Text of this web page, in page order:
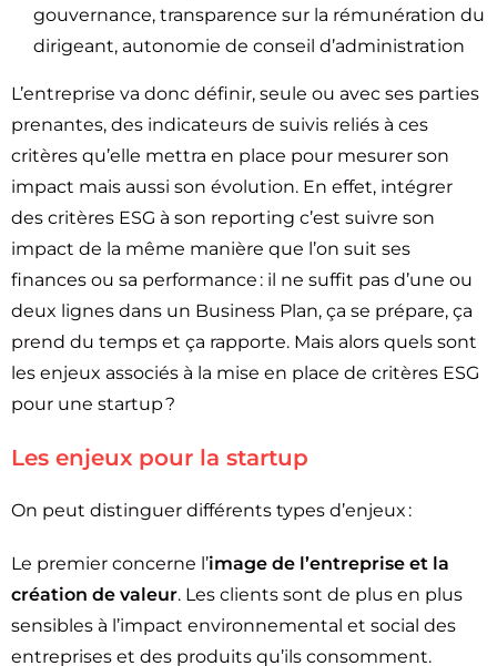
gouvernance, transparence sur la rémunération du
dirigeant, autonomie de conseil d’administration
L’entreprise va donc définir, seule ou avec ses parties
prenantes, des indicateurs de suivis reliés à ces
critères qu’elle mettra en place pour mesurer son
impact mais aussi son évolution. En effet, intégrer
des critères ESG à son reporting c’est suivre son
impact de la même manière que l’on suit ses
finances ou sa performance : il ne suffit pas d’une ou
deux lignes dans un Business Plan, ça se prépare, ça
prend du temps et ça rapporte. Mais alors quels sont
les enjeux associés à la mise en place de critères ESG
pour une startup ?
Les enjeux pour la startup
On peut distinguer différents types d’enjeux :
Le premier concerne l’image de l’entreprise et la
création de valeur. Les clients sont de plus en plus
sensibles à l’impact environnemental et social des
entreprises et des produits qu’ils consomment.